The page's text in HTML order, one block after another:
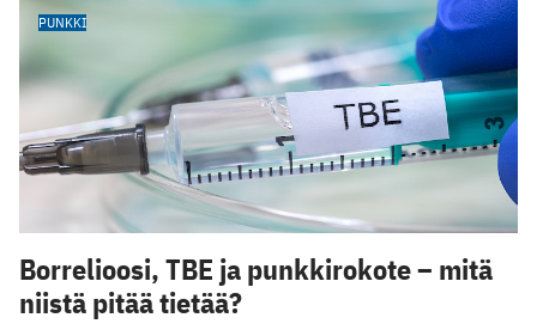
PUNKKI
Borrelioosi, TBE ja punkkirokote – mitä
niistä pitää tietää?